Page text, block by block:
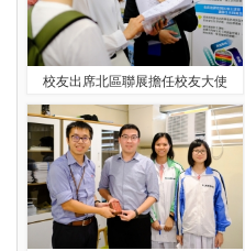
校友出席北區聯展擔任校友大使